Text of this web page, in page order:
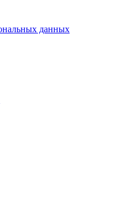
данных